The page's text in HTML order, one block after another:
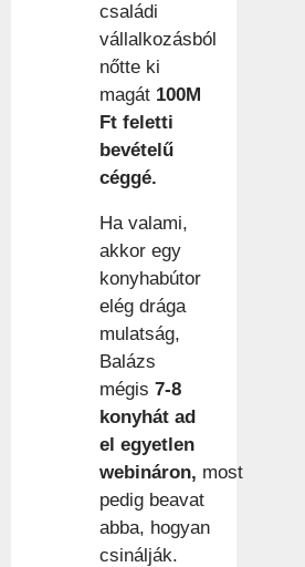
családi
vállalkozásból
nőtte ki
magát 100M
Ft feletti
bevételű
céggé.
Ha valami,
akkor egy
konyhabútor
elég drága
mulatság,
Balázs
mégis 7-8
konyhát ad
el egyetlen
webináron, most
pedig beavat
abba, hogyan
csinálják.